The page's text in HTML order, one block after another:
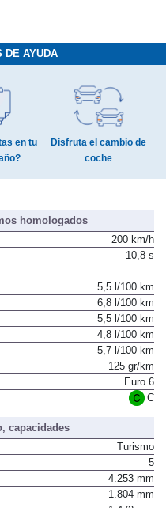
DE AYUDA
en tu
Disfruta el cambio de
coche
homologados
200 km/h
10,8 s
5,5 l/100 km
6,8 l/100 km
5,5 l/100 km
4,8 l/100 km
5,7 l/100 km
125 gr/km
Euro 6
C
capacidades
Turismo
5
4.253 mm
1.804 mm